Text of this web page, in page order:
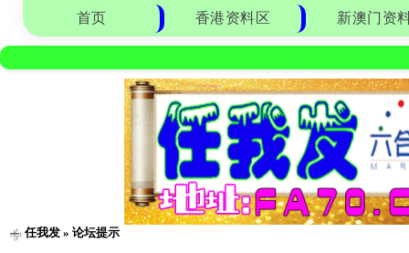
首页 香港资料区 新澳门资
任我发» 论坛提示